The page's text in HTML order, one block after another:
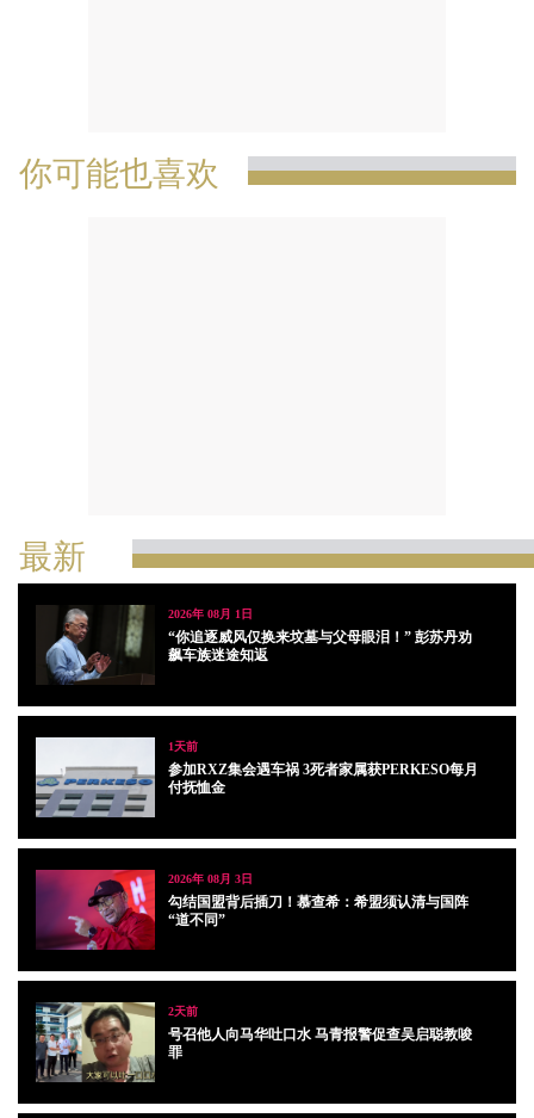
你可能也喜欢
最新
2026年 08月 1日
“你追逐威风仅换来坟墓与父母眼泪！” 彭苏丹劝
飙车族迷途知返
1天前
参加RXZ集会遇车祸 3死者家属获PERKESO每月
付抚恤金
2026年 08月 3日
勾结国盟背后插刀！慕查希：希盟须认清与国阵
“道不同”
2天前
号召他人向马华吐口水 马青报警促查吴启聪教唆
罪